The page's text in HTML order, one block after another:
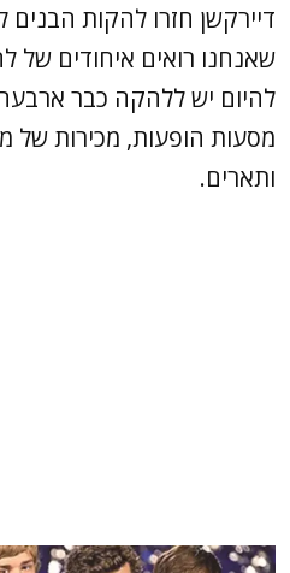
דיירקשן חזרו להקות הבנים
שאנחנו רואים איחודים של
להיום יש ללהקה כבר
מסעות הופעות, מכירות של
ותארים.